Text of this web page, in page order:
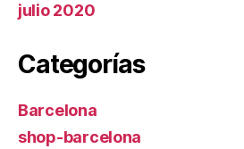
julio 2020
Categorías
Barcelona
shop-barcelona